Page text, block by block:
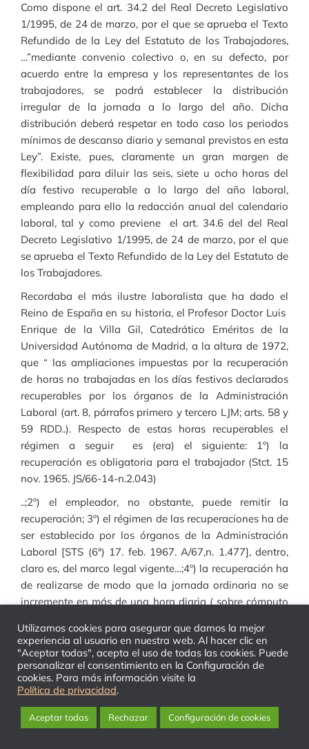
Como dispone el art. 34.2 del Real Decreto Legislativo
1/1995, de 24 de marzo, por el que se aprueba el Texto
Refundido de la Ley del Estatuto de los Trabajadores,
…”mediante convenio colectivo o, en su defecto, por
acuerdo entre la empresa y los representantes de los
trabajadores, se podrá establecer la distribución
irregular de la jornada a lo largo del año. Dicha
distribución deberá respetar en todo caso los periodos
mínimos de descanso diario y semanal previstos en esta
Ley”. Existe, pues, claramente un gran margen de
flexibilidad para diluir las seis, siete u ocho horas del
día festivo recuperable a lo largo del año laboral,
empleando para ello la redacción anual del calendario
laboral, tal y como previene el art. 34.6 del del Real
Decreto Legislativo 1/1995, de 24 de marzo, por el que
se aprueba el Texto Refundido de la Ley del Estatuto de
los Trabajadores.
Recordaba el más ilustre laboralista que ha dado el
Reino de España en su historia, el Profesor Doctor Luis
Enrique de la Villa Gil, Catedrático Eméritos de la
Universidad Autónoma de Madrid, a la altura de 1972,
que “ las ampliaciones impuestas por la recuperación
de horas no trabajadas en los días festivos declarados
recuperables por los órganos de la Administración
Laboral (art. 8, párrafos primero y tercero LJM; arts. 58 y
59 RDD..). Respecto de estas horas recuperables el
régimen a seguir es (era) el siguiente: 1º) la
recuperación es obligatoria para el trabajador (Stct. 15
nov. 1965. JS/66-14-n.2.043)
..;2º) el empleador, no obstante, puede remitir la
recuperación; 3º) el régimen de las recuperaciones ha de
ser establecido por los órganos de la Administración
Laboral [STS (6ª) 17. feb. 1967. A/67,n. 1.477], dentro,
claro es, del marco legal vigente…;4º) la recuperación ha
de realizarse de modo que la jornada ordinaria no se
incremente en más de una hora diaria ( sobre cómputo
4.336); 5º) la recuperación puede hacerse en cualquier
día laborable del año (aunque el art. 59 RDD alude a
los días…”inmediatamente siguientes a la fiesta que la
motiva”, pero la jurisprudencia admite el juego de la
negociación colectiva STS ,6ª, 10 jun. 1966. A/66,
n.3.835); 6º) la recuperación no da derecho a retribución
Utilizamos cookies para asegurar que damos la mejor
experiencia al usuario en nuestra web. Al hacer clic en
"Aceptar todas", acepta el uso de todas las cookies. Puede
personalizar el consentimiento en la Configuración de
cookies. Para más información visite la
Política de privacidad.
Aceptar todas Rechazar Configuración de cookies